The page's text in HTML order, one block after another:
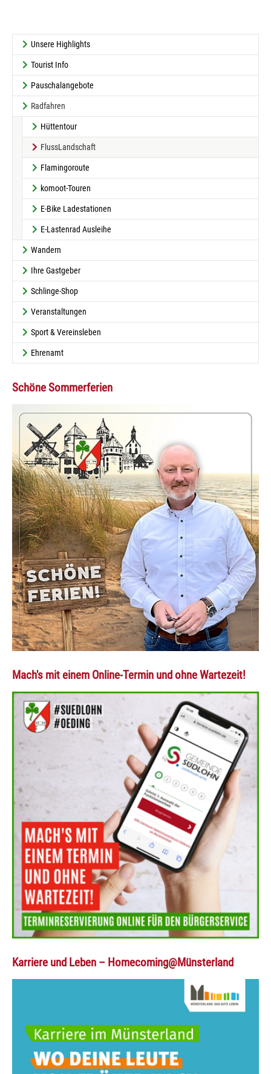
Unsere Highlights
Tourist Info
Pauschalangebote
Radfahren
Hüttentour
FlussLandschaft(current)
Flamingoroute
komoot-Touren
E-Bike Ladestationen
E-Lastenrad Ausleihe
Wandern
Ihre Gastgeber
Schlinge-Shop
Veranstaltungen
Sport & Vereinsleben
Ehrenamt
Schöne Sommerferien
Mach's mit einem Online-Termin und ohne Wartezeit!
Karriere und Leben – Homecoming@Münsterland